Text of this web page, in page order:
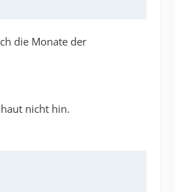
die Monate der
nicht hin.